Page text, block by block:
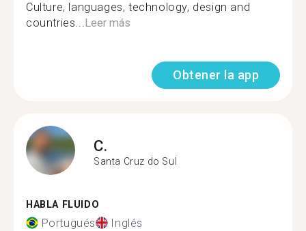
Culture, languages, technology, design and
countries...Leer más
Obtener la app
C.
Santa Cruz do Sul
HABLA FLUIDO
Portugués Inglés